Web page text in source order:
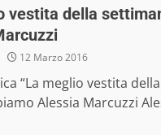
vestita della
12 Marzo 2016
“La meglio vestita
Alessia Marcuzzi